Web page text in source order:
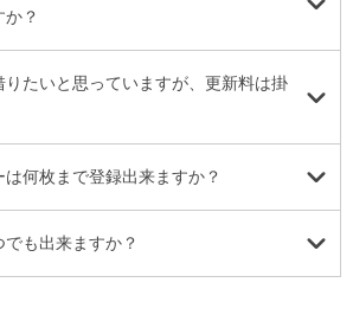
？
りたいと思っていますが、更新料は掛
何枚まで登録出来ますか？
も出来ますか？